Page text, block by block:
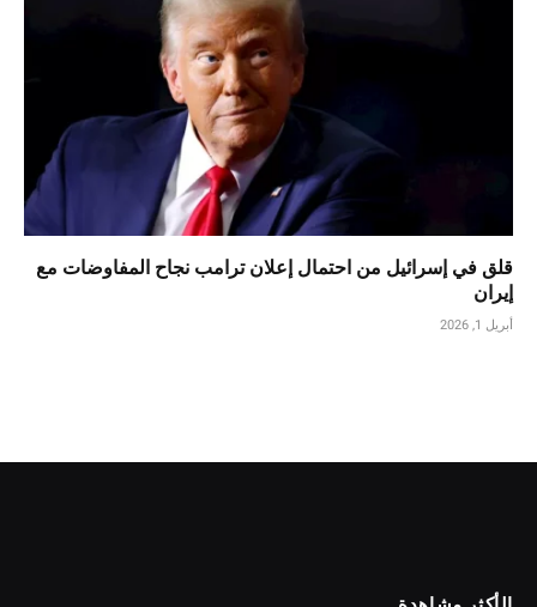
قلق في إسرائيل من احتمال إعلان ترامب نجاح المفاوضات مع
إيران
أبريل 1, 2026